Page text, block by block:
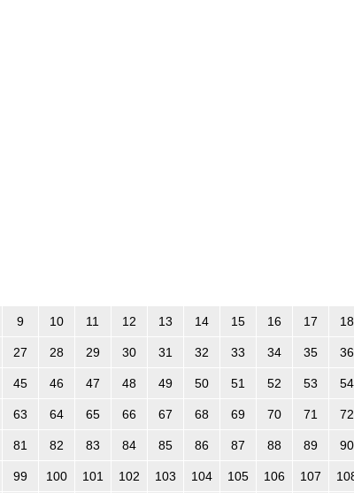
9 10 11 12 13 14 15 16 17 18
27 28 29 30 31 32 33 34 35 36
45 46 47 48 49 50 51 52 53 54
63 64 65 66 67 68 69 70 71 72
81 82 83 84 85 86 87 88 89 90
99 100 101 102 103 104 105 106 107